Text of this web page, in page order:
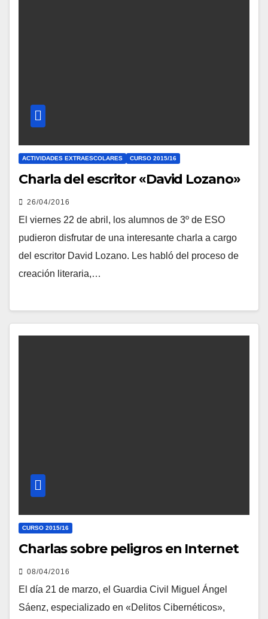
ACTIVIDADES EXTRAESCOLARES CURSO 2015/16
Charla del escritor «David Lozano»
26/04/2016
El viernes 22 de abril, los alumnos de 3º de ESO
pudieron disfrutar de una interesante charla a cargo
del escritor David Lozano. Les habló del proceso de
creación literaria,…
CURSO 2015/16
Charlas sobre peligros en Internet
08/04/2016
El día 21 de marzo, el Guardia Civil Miguel Ángel
Sáenz, especializado en «Delitos Cibernéticos»,